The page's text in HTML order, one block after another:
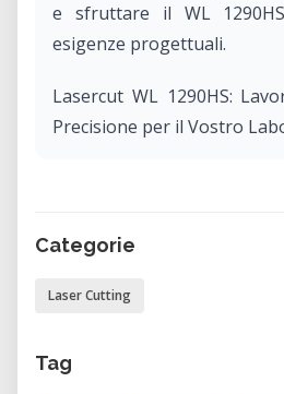
e sfruttare il WL
esigenze progettuali.
Lasercut WL 1290HS:
Precisione per il Vostro
lavorare con acrilico,
incisioni precisi,
potete noleggiare questa
Categorie
Laser Cutting
Tag